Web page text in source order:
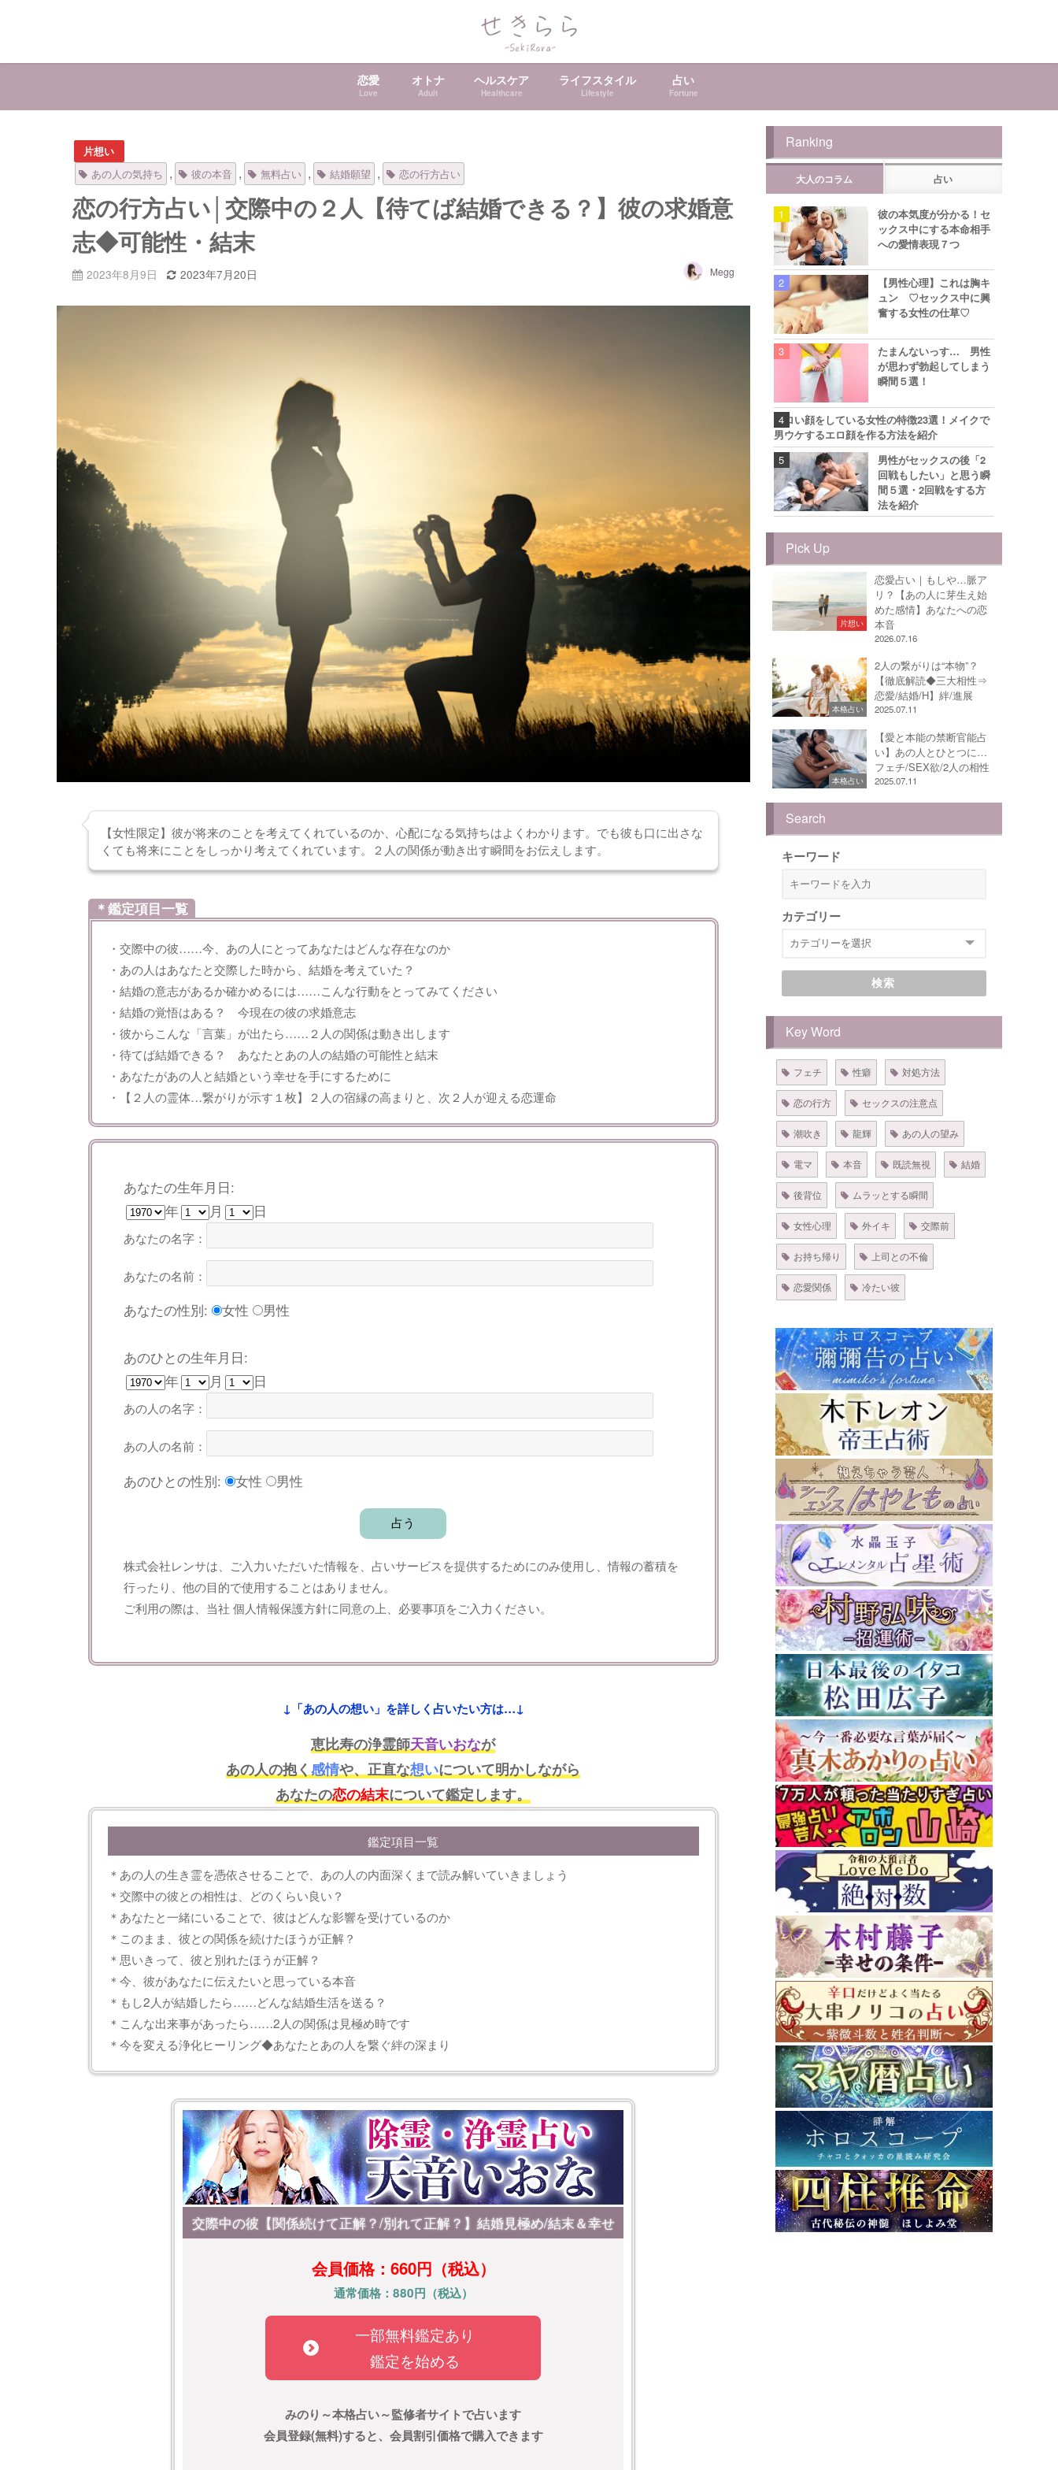
恋愛
Love
オトナ
Adult
ヘルスケア
Healthcare
ライフスタイル
Lifestyle
占い
Fortune
片想い
あの人の気持ち , 彼の本音 , 無料占い , 結婚願望 , 恋の行方占い
恋の行方占い│交際中の２人【待てば結婚できる？】彼の求婚意
志◆可能性・結末
2023年8月9日 2023年7月20日 Megg
【女性限定】彼が将来のことを考えてくれているのか、心配になる気持ちはよくわかります。でも彼も口に出さな
くても将来にことをしっかり考えてくれています。２人の関係が動き出す瞬間をお伝えします。
＊鑑定項目一覧
・交際中の彼……今、あの人にとってあなたはどんな存在なのか
・あの人はあなたと交際した時から、結婚を考えていた？
・結婚の意志があるか確かめるには……こんな行動をとってみてください
・結婚の覚悟はある？ 今現在の彼の求婚意志
・彼からこんな「言葉」が出たら……２人の関係は動き出します
・待てば結婚できる？ あなたとあの人の結婚の可能性と結末
・あなたがあの人と結婚という幸せを手にするために
・【２人の霊体…繋がりが示す１枚】２人の宿縁の高まりと、次２人が迎える恋運命
あなたの生年月日:
年
月 日
あなたの名字：
あなたの名前：
あなたの性別: 女性 男性
あのひとの生年月日:
年
月 日
あの人の名字：
あの人の名前：
あのひとの性別: 女性 男性
株式会社レンサは、ご入力いただいた情報を、占いサービスを提供するためにのみ使用し、情報の蓄積を
行ったり、他の目的で使用することはありません。
ご利用の際は、当社 個人情報保護方針に同意の上、必要事項をご入力ください。
↓「あの人の想い」を詳しく占いたい方は…↓
恵比寿の浄霊師天音いおなが
あの人の抱く 感情や、正直な想いについて明かしながら
あなたの恋の結末について鑑定します。
鑑定項目一覧
＊あの人の生き霊を憑依させることで、あの人の内面深くまで読み解いていきましょう
＊交際中の彼との相性は、どのくらい良い？
＊あなたと一緒にいることで、彼はどんな影響を受けているのか
＊このまま、彼との関係を続けたほうが正解？
＊思いきって、彼と別れたほうが正解？
＊今、彼があなたに伝えたいと思っている本音
＊もし2人が結婚したら……どんな結婚生活を送る？
＊こんな出来事があったら……2人の関係は見極め時です
＊今を変える浄化ヒーリング◆あなたとあの人を繋ぐ絆の深まり
交際中の彼【関係続けて正解？/別れて正解？】結婚見極め/結末＆幸せ
会員価格：660円（税込）
通常価格：880円（税込）
一部無料鑑定あり
鑑定を始める
みのり～本格占い～監修者サイトで占います
会員登録(無料)すると、会員割引価格で購入できます
Ranking
大人のコラム 占い
彼の本気度が分かる！セ
ックス中にする本命相手
への愛情表現７つ
【男性心理】これは胸キ
ュン ♡セックス中に興
奮する女性の仕草♡
たまんないっす… 男性
が思わず勃起してしまう
瞬間５選！
エロい顔をしている女性の特徴23選！メイクで
男ウケするエロ顔を作る方法を紹介
男性がセックスの後「2
回戦もしたい」と思う瞬
間５選・2回戦をする方
法を紹介
Pick Up
片想い
恋愛占い｜もしや…脈ア
リ？【あの人に芽生え始
めた感情】あなたへの恋
本音
2026.07.16
本格占い
2人の繋がりは“本物”？
【徹底解読◆三大相性⇒
恋愛/結婚/H】絆/進展
2025.07.11
本格占い
【愛と本能の禁断官能占
い】あの人とひとつに…
フェチ/SEX欲/2人の相性
2025.07.11
Search
キーワード
カテゴリー
検索
Key Word
フェチ 性癖 対処方法
恋の行方 セックスの注意点
潮吹き 龍輝 あの人の望み
電マ 本音 既読無視 結婚
後背位 ムラッとする瞬間
女性心理 外イキ 交際前
お持ち帰り 上司との不倫
恋愛関係 冷たい彼